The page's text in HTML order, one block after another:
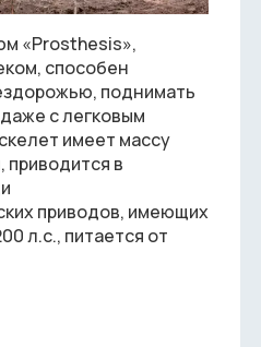
«Prosthesis»,
способен
поднимать
с легковым
имеет массу
приводится в
приводов, имеющих
л.с., питается от